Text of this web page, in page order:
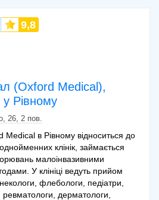
структур (
лімфовузли,
років)
(діти до 12
200 грн.
(Oxford Medical),
Рівному
9,8
26, 2 пов.
в Рівному відноситься до
клінік, займається
малоінвазивними
У клініці ведуть прийом
флебологи, педіатри,
дерматологи,